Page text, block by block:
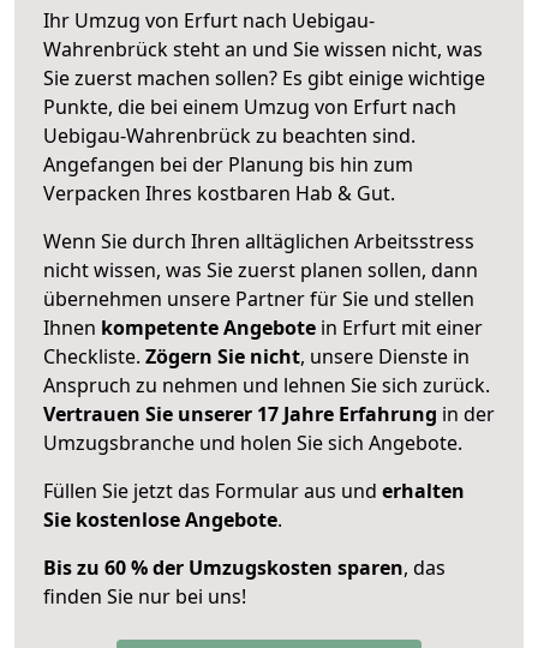
Ihr Umzug von Erfurt nach Uebigau-
Wahrenbrück steht an und Sie wissen nicht, was
Sie zuerst machen sollen? Es gibt einige wichtige
Punkte, die bei einem Umzug von Erfurt nach
Uebigau-Wahrenbrück zu beachten sind.
Angefangen bei der Planung bis hin zum
Verpacken Ihres kostbaren Hab & Gut.
Wenn Sie durch Ihren alltäglichen Arbeitsstress
nicht wissen, was Sie zuerst planen sollen, dann
übernehmen unsere Partner für Sie und stellen
Ihnen kompetente Angebote in Erfurt mit einer
Checkliste. Zögern Sie nicht, unsere Dienste in
Anspruch zu nehmen und lehnen Sie sich zurück.
Vertrauen Sie unserer 17 Jahre Erfahrung in der
Umzugsbranche und holen Sie sich Angebote.
Füllen Sie jetzt das Formular aus und erhalten
Sie kostenlose Angebote.
Bis zu 60 % der Umzugskosten sparen, das
finden Sie nur bei uns!